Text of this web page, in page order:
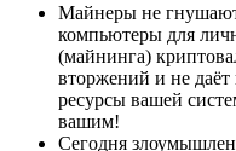
Майнеры не
компьютеры для
(майнинга)
вторжений и не даёт
ресурсы вашей
вашим!
Сегодня